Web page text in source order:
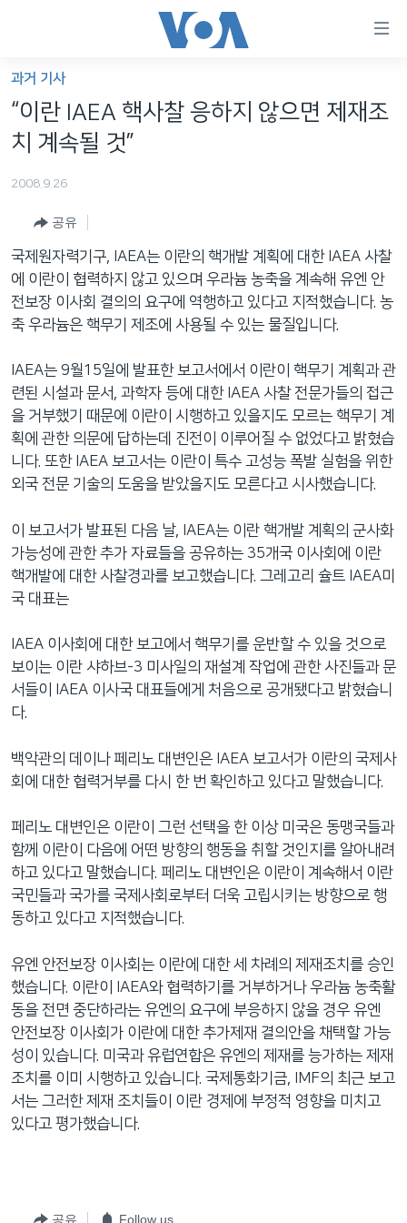
가
능
링
츠
메
비
이
로
색
으
로
이
세계
프로그램
주파수 안내
언어 선택
과거 기사
“이란 IAEA 핵사찰 응하지 않으면 제재조
치 계속될 것”
2008.9.26
공유
국제원자력기구, IAEA는 이란의 핵개발 계획에 대한 IAEA 사찰
에 이란이 협력하지 않고 있으며 우라늄 농축을 계속해 유엔 안
전보장 이사회 결의의 요구에 역행하고 있다고 지적했습니다. 농
축 우라늄은 핵무기 제조에 사용될 수 있는 물질입니다.
IAEA는 9월15일에 발표한 보고서에서 이란이 핵무기 계획과 관
련된 시설과 문서, 과학자 등에 대한 IAEA 사찰 전문가들의 접근
을 거부했기 때문에 이란이 시행하고 있을지도 모르는 핵무기 계
획에 관한 의문에 답하는데 진전이 이루어질 수 없었다고 밝혔습
니다. 또한 IAEA 보고서는 이란이 특수 고성능 폭발 실험을 위한
외국 전문 기술의 도움을 받았을지도 모른다고 시사했습니다.
이 보고서가 발표된 다음 날, IAEA는 이란 핵개발 계획의 군사화
가능성에 관한 추가 자료들을 공유하는 35개국 이사회에 이란
핵개발에 대한 사찰경과를 보고했습니다. 그레고리 슐트 IAEA미
국 대표는
IAEA 이사회에 대한 보고에서 핵무기를 운반할 수 있을 것으로
보이는 이란 샤하브-3 미사일의 재설계 작업에 관한 사진들과 문
서들이 IAEA 이사국 대표들에게 처음으로 공개됐다고 밝혔습니
다.
백악관의 데이나 페리노 대변인은 IAEA 보고서가 이란의 국제사
회에 대한 협력거부를 다시 한 번 확인하고 있다고 말했습니다.
페리노 대변인은 이란이 그런 선택을 한 이상 미국은 동맹국들과
함께 이란이 다음에 어떤 방향의 행동을 취할 것인지를 알아내려
하고 있다고 말했습니다. 페리노 대변인은 이란이 계속해서 이란
국민들과 국가를 국제사회로부터 더욱 고립시키는 방향으로 행
동하고 있다고 지적했습니다.
유엔 안전보장 이사회는 이란에 대한 세 차례의 제재조치를 승인
했습니다. 이란이 IAEA와 협력하기를 거부하거나 우라늄 농축활
동을 전면 중단하라는 유엔의 요구에 부응하지 않을 경우 유엔
안전보장 이사회가 이란에 대한 추가제재 결의안을 채택할 가능
성이 있습니다. 미국과 유럽연합은 유엔의 제재를 능가하는 제재
조치를 이미 시행하고 있습니다. 국제통화기금, IMF의 최근 보고
서는 그러한 제재 조치들이 이란 경제에 부정적 영향을 미치고
있다고 평가했습니다.
공유 Follow us